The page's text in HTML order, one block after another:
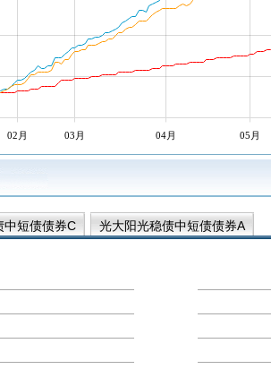
02月 03月 04月 05月
中短债债券C 光大阳光稳债中短债债券A